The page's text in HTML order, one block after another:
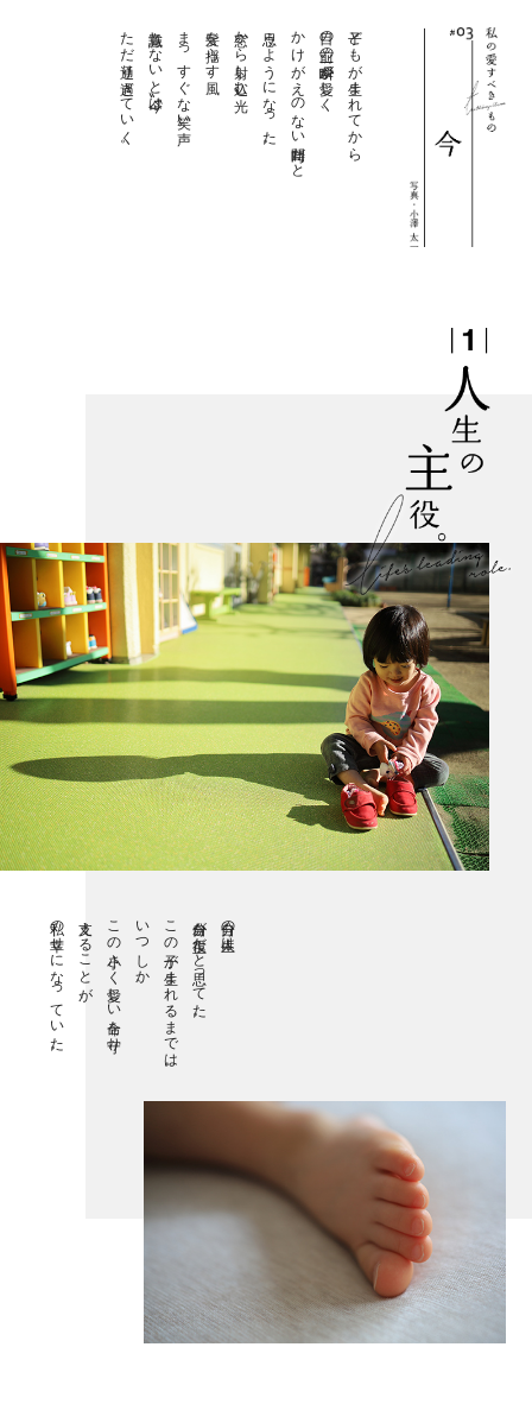
子どもが生まれてから、
目の前の一瞬一瞬が愛しく、
かけがえのない時間だと
思うようになった。
窓から射し込む光、
髪を揺らす風、
まっすぐな笑い声。
意識しないと〝今〟は、
ただ通り過ぎていく。
自分の人生は、
自分が主役だと思ってた。
この子が生まれるまでは。
いつしか、
この小さく愛しい命を守り、
支えることが、
私の幸せになっていた。